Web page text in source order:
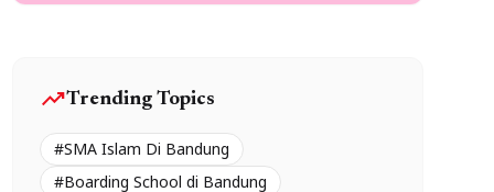
trending_upTrending Topics
#SMA Islam Di Bandung
#Boarding School di Bandung